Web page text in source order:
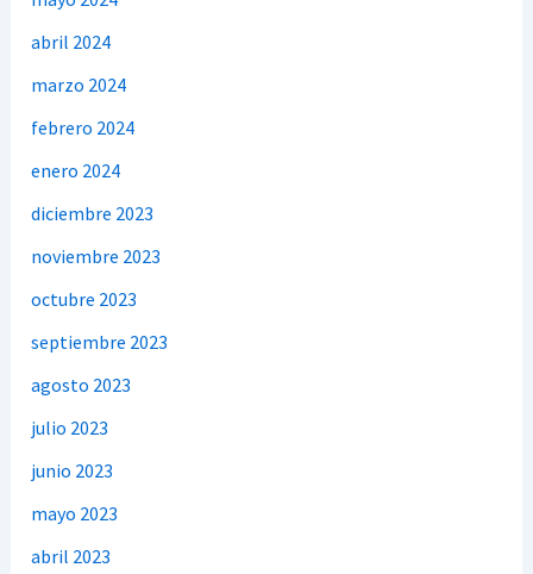
abril 2024
marzo 2024
febrero 2024
enero 2024
diciembre 2023
noviembre 2023
octubre 2023
septiembre 2023
agosto 2023
julio 2023
junio 2023
mayo 2023
abril 2023